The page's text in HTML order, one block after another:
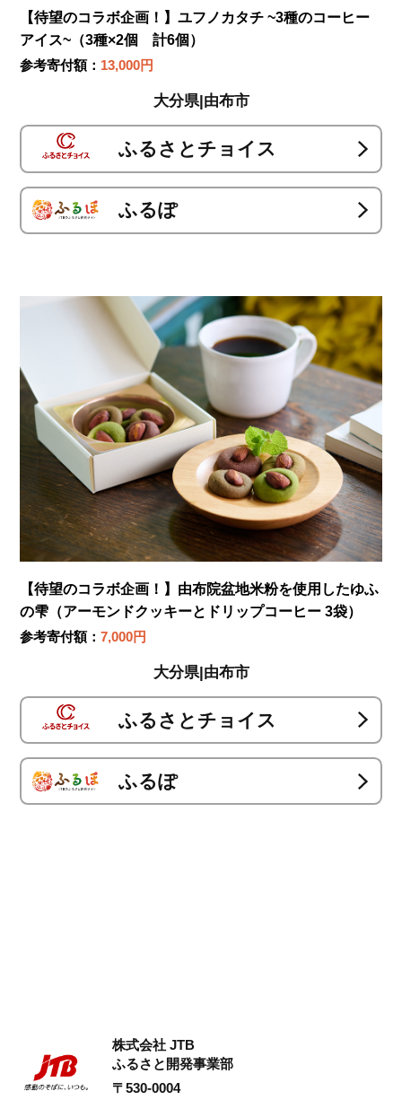
【待望のコラボ企画！】ユフノカタチ ~3種のコーヒー
アイス~（3種×2個 計6個）
参考寄付額： 13,000円
大分県|由布市
ふるさとチョイス
ふるぽ
【待望のコラボ企画！】由布院盆地米粉を使用したゆふ
の雫（アーモンドクッキーとドリップコーヒー 3袋）
参考寄付額：7,000円
大分県|由布市
ふるさとチョイス
ふるぽ
株式会社 JTB
ふるさと開発事業部
〒530-0004